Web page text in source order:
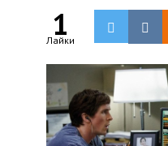
1
Лайки